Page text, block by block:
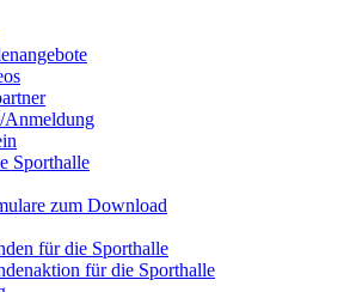
Anmeldung
Sporthalle
zum Download
für die Sporthalle
für die Sporthalle